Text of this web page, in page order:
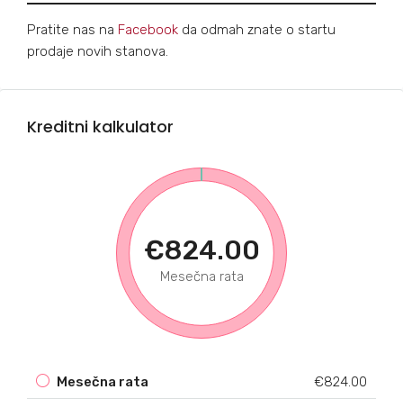
Pratite nas na Facebook da odmah znate o startu
prodaje novih stanova.
Kreditni kalkulator
€824.00
Mesečna rata
Mesečna rata €824.00